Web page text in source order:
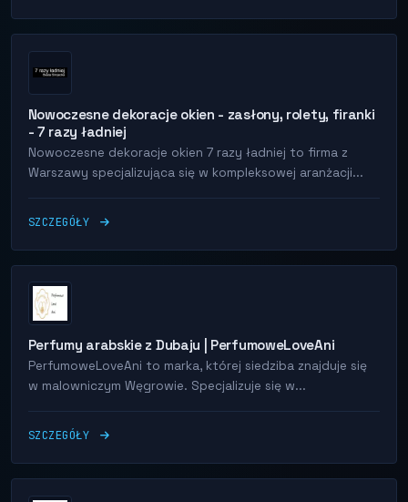
Nowoczesne dekoracje okien - zasłony, rolety, firanki
- 7 razy ładniej
Nowoczesne dekoracje okien 7 razy ładniej to firma z
Warszawy specjalizująca się w kompleksowej aranżacji...
SZCZEGÓŁY
Perfumy arabskie z Dubaju | PerfumoweLoveAni
PerfumoweLoveAni to marka, której siedziba znajduje się
w malowniczym Węgrowie. Specjalizuje się w...
SZCZEGÓŁY